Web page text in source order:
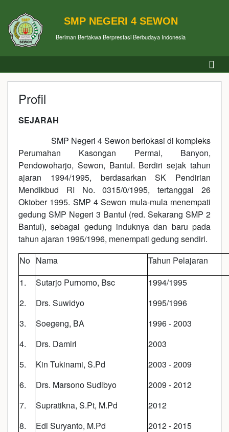
SMP NEGERI 4 SEWON
Beriman Bertakwa Berprestasi Berbudaya Indonesia
Profil
SEJARAH
SMP Negeri 4 Sewon berlokasi di kompleks
Perumahan Kasongan Permai, Banyon,
Pendowoharjo, Sewon, Bantul. Berdiri sejak tahun
ajaran 1994/1995, berdasarkan SK Pendirian
Mendikbud RI No. 0315/0/1995, tertanggal 26
Oktober 1995. SMP 4 Sewon mula-mula menempati
gedung SMP Negeri 3 Bantul (red. Sekarang SMP 2
Bantul), sebagai gedung induknya dan baru pada
tahun ajaran 1995/1996, menempati gedung sendiri.
No Nama
Tahun Pelajaran
1.
2.
3.
4.
5.
6.
7.
8.
Sutarjo Purnomo, Bsc
Drs. Suwidyo
Soegeng, BA
Drs. Damiri
Kin Tukinami, S.Pd
Drs. Marsono Sudibyo
Supratikna, S.Pt, M.Pd
Edi Suryanto, M.Pd
1994/1995
1995/1996
1996 - 2003
2003
2003 - 2009
2009 - 2012
2012
2012 - 2015